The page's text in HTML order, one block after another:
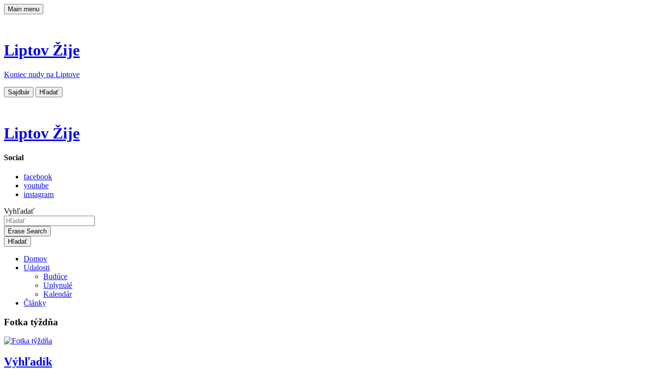
Main menu
Liptov Žije
Koniec nudy na Liptove
Sajdbár Hľadať
Liptov Žije
Social
facebook
youtube
instagram
Vyhľadať
Erase Search
Domov
Udalosti
Budúce
Uplynulé
Kalendár
Články
Fotka týždňa
Výhľadík